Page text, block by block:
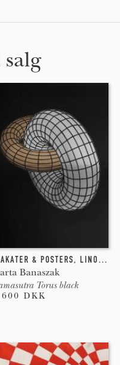
& POSTERS, LINOLEUMSTRYK
Banaszak
Torus black
DKK